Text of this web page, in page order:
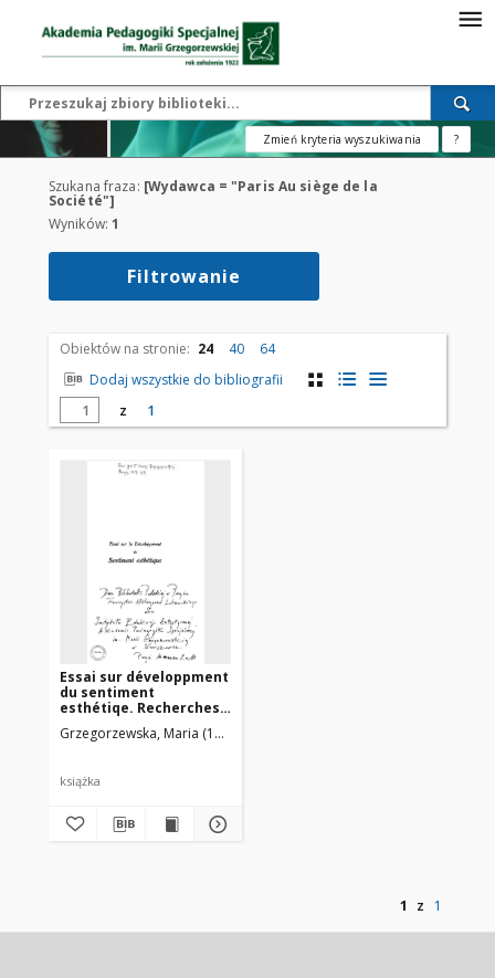
Zmień kryteria wyszukiwania ?
Szukana fraza: [Wydawca = "Paris Au siège de la
Société"]
Wyników:1
Filtrowanie
Obiektów na stronie: 24 40
64
Dodaj wszystkie do bibliografii
z
1
Essai sur développment
du sentiment
esthétiqe. Recherches
expérimentale faites
Grzegorzewska, Maria (1887-1967)
książka
1 z 1